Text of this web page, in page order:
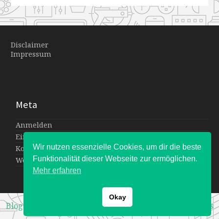
49-
27
49-
27
49-
49-
Disclaimer
Impressum
Meta
Anmelden
Eintrags-Feed
Kommentar-Feed
WordPress.org
Blogger Theme WPExplorerPowered by WordPress
Wir nutzen essenzielle Cookies, um dir die beste
Funktionalität dieser Webseite zur ermöglichen.
Mehr erfahren
Okay